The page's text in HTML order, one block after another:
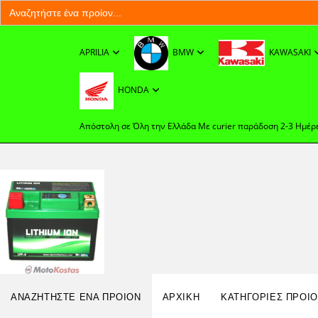
Search
for:
APRILIA BMW KAWASAKI
HONDA
Απόστολη σε Όλη την Ελλάδα Με curier παράδοση 2-3
ΑΝΑΖΗΤΉΣΤΕ ΈΝΑ ΠΡΟΊΟΝ
Search
for: ΑΡΧΙΚΉ ΚΑΤΗΓΟΡΙΕΣ